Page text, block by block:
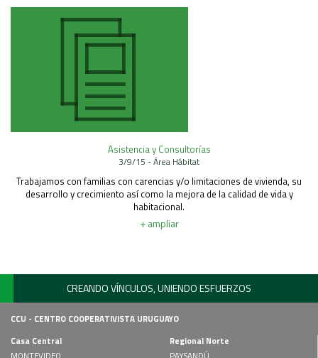
Asistencia y Consultorías
3/9/15 - Área Hábitat
Trabajamos con familias con carencias y/o limitaciones de vivienda, su
desarrollo y crecimiento así como la mejora de la calidad de vida y
habitacional.
+ ampliar
CREANDO VÍNCULOS, UNIENDO ESFUERZOS
CCU - CENTRO COOPERATIVISTA URUGUAYO
Casa Central
Regional Norte